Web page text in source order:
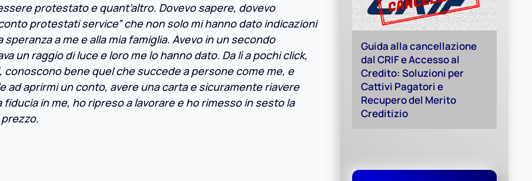
protestato e quant’altro. Dovevo sapere, dovevo
protestati service” che non solo mi hanno dato indicazioni
a me e alla mia famiglia. Avevo in un secondo
un raggio di luce e loro me lo hanno dato. Da lì a pochi click,
bene quel che succede a persone come me, e
aprirmi un conto, avere una carta e sicuramente riavere
in me, ho ripreso a lavorare e ho rimesso in sesto la
Guida alla cancellazione
dal CRIF e Accesso al
Credito: Soluzioni per
Cattivi Pagatori e
Recupero del Merito
Creditizio